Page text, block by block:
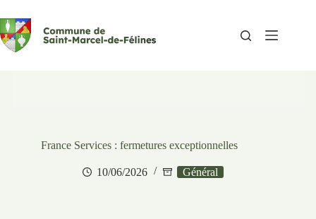
au
contenu
France Services : fermetures exceptionnelles
10/06/2026 Général